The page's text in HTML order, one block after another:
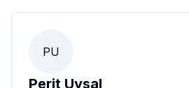
PU
Perit Uysal